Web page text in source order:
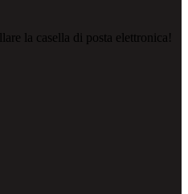
la casella di posta elettronica!